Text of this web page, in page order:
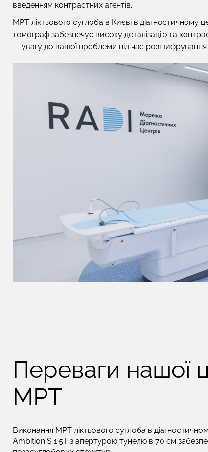
введенням контрастних агентів.
МРТ ліктьового суглоба в Києві в діагностичному
томограф забезпечує високу деталізацію та
— увагу до вашої проблеми під час розшифрування
Переваги нашої
МРТ
Виконання МРТ ліктьового суглоба в
Ambition S 1.5T з апертурою тунелю в 70 см